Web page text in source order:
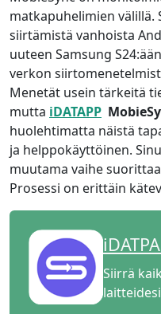
matkapuhelimien välillä.
siirtämistä vanhoista
uuteen Samsung
verkon
Menetät usein tärkeitä
mutta iDATAPP
huolehtimatta näistä
ja helppokäyttöinen.
muutama vaihe
Prosessi on erittäin
Siirrä